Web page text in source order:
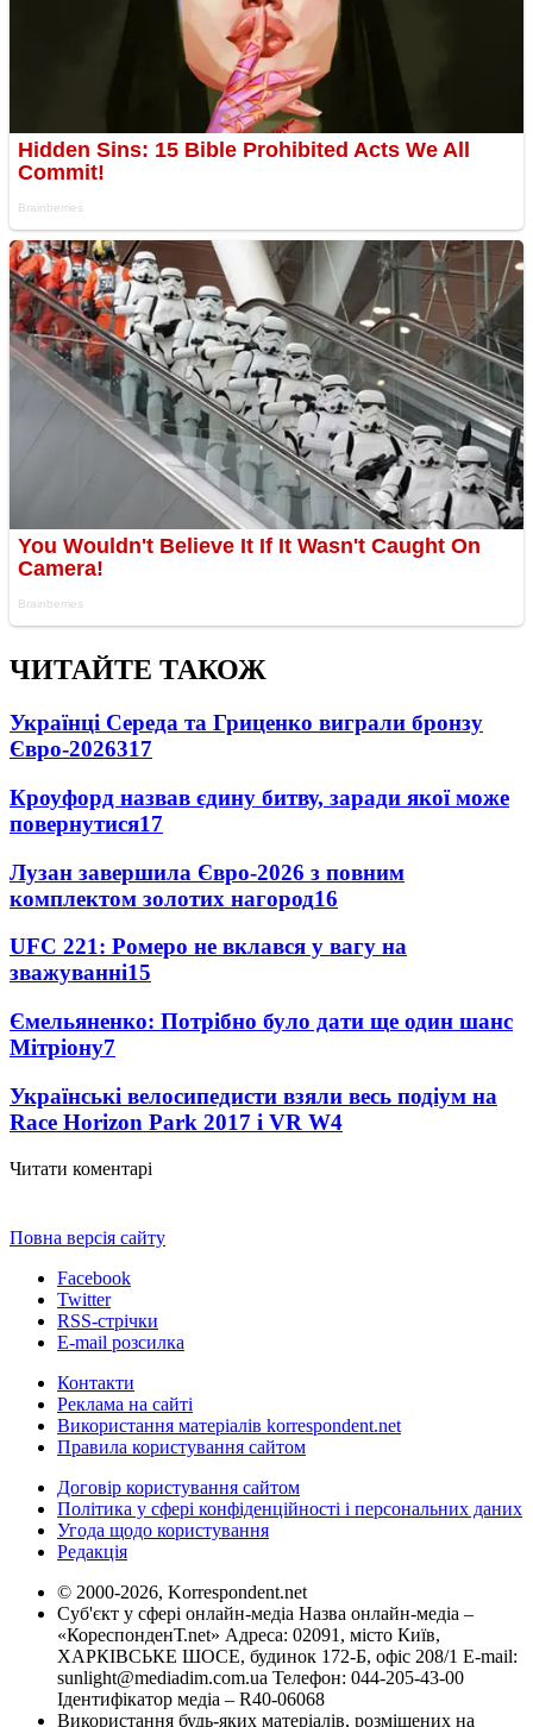
ЧИТАЙТЕ ТАКОЖ
Українці Середа та Гриценко виграли бронзу
Євро-2026317
Кроуфорд назвав єдину битву, заради якої може
повернутися17
Лузан завершила Євро-2026 з повним
комплектом золотих нагород16
UFC 221: Ромеро не вклався у вагу на
зважуванні15
Ємельяненко: Потрібно було дати ще один шанс
Мітріону7
Українські велосипедисти взяли весь подіум на
Race Horizon Park 2017 і VR W4
Читати коментарі
Повна версія сайту
Facebook
Twitter
RSS-стрічки
E-mail розсилка
Контакти
Реклама на сайті
Використання матеріалів korrespondent.net
Правила користування сайтом
Договір користування сайтом
Політика у сфері конфіденційності і персональних даних
Угода щодо користування
Редакція
© 2000-2026, Korrespondent.net
Суб'єкт у сфері онлайн-медіа Назва онлайн-медіа –
«КореспонденТ.net» Адреса: 02091, місто Київ,
ХАРКІВСЬКЕ ШОСЕ, будинок 172-Б, офіс 208/1 E-mail:
sunlight@mediadim.com.ua Телефон: 044-205-43-00
Ідентифікатор медіа – R40-06068
Використання будь-яких матеріалів, розміщених на